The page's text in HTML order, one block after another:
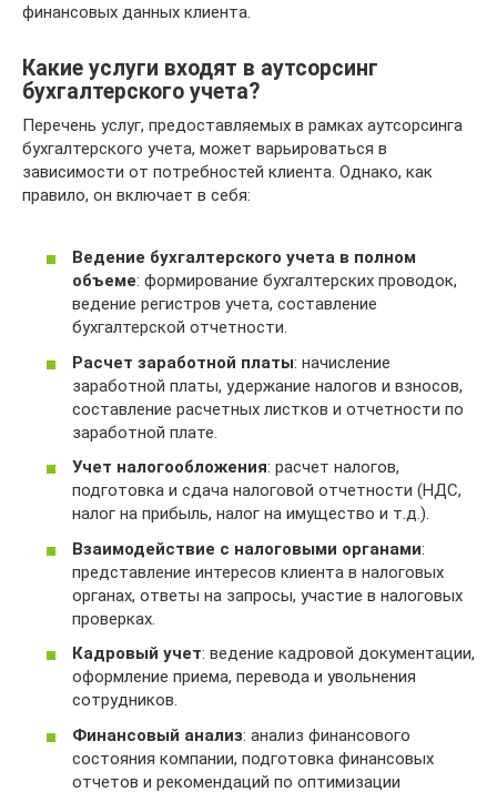
финансовых данных клиента.
Какие услуги входят в аутсорсинг
бухгалтерского учета?
Перечень услуг, предоставляемых в рамках аутсорсинга
бухгалтерского учета, может варьироваться в
зависимости от потребностей клиента. Однако, как
правило, он включает в себя:
Ведение бухгалтерского учета в полном
объеме: формирование бухгалтерских проводок,
ведение регистров учета, составление
бухгалтерской отчетности.
Расчет заработной платы: начисление
заработной платы, удержание налогов и взносов,
составление расчетных листков и отчетности по
заработной плате.
Учет налогообложения: расчет налогов,
подготовка и сдача налоговой отчетности (НДС,
налог на прибыль, налог на имущество и т.д.).
Взаимодействие с налоговыми органами:
представление интересов клиента в налоговых
органах, ответы на запросы, участие в налоговых
проверках.
Кадровый учет: ведение кадровой документации,
оформление приема, перевода и увольнения
сотрудников.
Финансовый анализ: анализ финансового
состояния компании, подготовка финансовых
отчетов и рекомендаций по оптимизации